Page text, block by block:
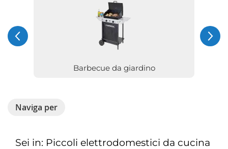
Barbecue da giardino
Sei in: Piccoli elettrodomestici da cucina
Naviga per